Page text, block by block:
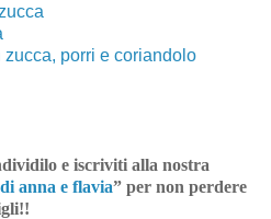
zucca, porri e coriandolo
e iscriviti alla nostra
anna e flavia” per non perdere